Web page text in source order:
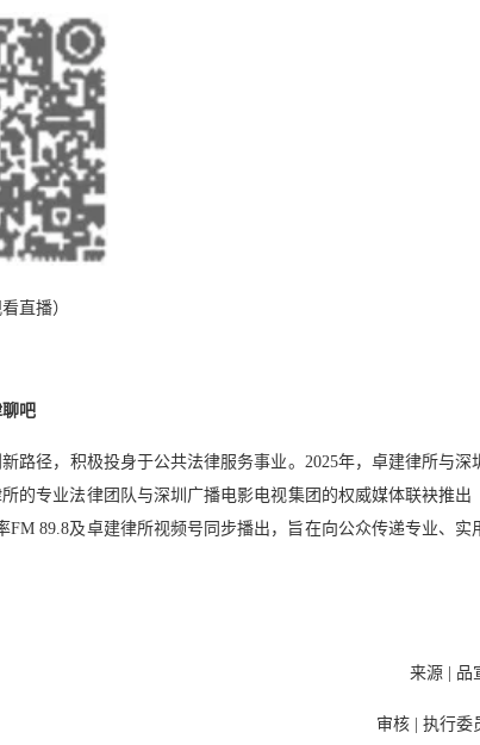
直播）
吧
路径，积极投身于公共法律服务事业。2025年，卓建律所与深
的专业法律团队与深圳广播电影电视集团的权威媒体联袂推出
89.8及卓建律所视频号同步播出，旨在向公众传递专业、实
来源 | 品
审核 | 执行委